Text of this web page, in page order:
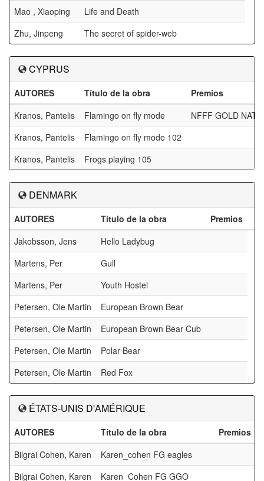
Mao , Xiaoping
Life and Death
Zhu, Jinpeng
The secret of spider-web
CYPRUS
AUTORES Título de la obra
Premios
Kranos, Pantelis
Flamingo on fly mode
NFFF GOLD
Kranos, Pantelis
Flamingo on fly mode 102
Kranos, Pantelis
Frogs playing 105
DENMARK
AUTORES Título de la obra
Premios
Jakobsson, Jens
Hello Ladybug
Martens, Per
Gull
Martens, Per
Youth Hostel
Petersen, Ole Martin
European Brown Bear
Petersen, Ole Martin
European Brown Bear Cub
Petersen, Ole Martin
Polar Bear
Petersen, Ole Martin
Red Fox
ÉTATS-UNIS D'AMÉRIQUE
AUTORES Título de la obra
Premios
Bilgrai Cohen, Karen
Karen_cohen FG eagles
Bilgrai Cohen, Karen
Karen_Cohen FG GGO